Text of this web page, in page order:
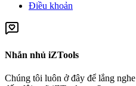
Điều khoản
Nhắn nhủ iZTools
Chúng tôi luôn ở đây để lắng